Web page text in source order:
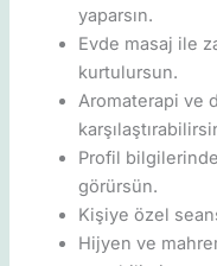
yaparsın.
Evde masaj ile
kurtulursun.
Aromaterapi ve
Profil
görürsün.
Kişiye özel
Hijyen ve